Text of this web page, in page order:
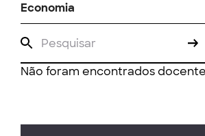
Economia
Não foram encontrados